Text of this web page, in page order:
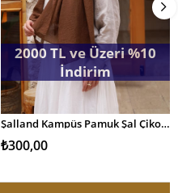
SEPETE EKLE Şalland Kampüs Pamuk Şal Çikolata
2000 TL ve Üzeri %10
İndirim
₺300,00